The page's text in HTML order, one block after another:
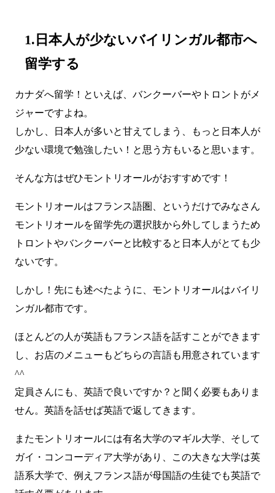
1.日本人が少ないバイリンガル都市へ
留学する
カナダへ留学！といえば、バンクーバーやトロントがメ
ジャーですよね。
しかし、日本人が多いと甘えてしまう、もっと日本人が
少ない環境で勉強したい！と思う方もいると思います。
そんな方はぜひモントリオールがおすすめです！
モントリオールはフランス語圏、というだけでみなさん
モントリオールを留学先の選択肢から外してしまうため
トロントやバンクーバーと比較すると日本人がとても少
ないです。
しかし！先にも述べたように、モントリオールはバイリ
ンガル都市です。
ほとんどの人が英語もフランス語を話すことができます
し、お店のメニューもどちらの言語も用意されています
^^
定員さんにも、英語で良いですか？と聞く必要もありま
せん。英語を話せば英語で返してきます。
またモントリオールには有名大学のマギル大学、そして
ガイ・コンコーディア大学があり、この大きな大学は英
語系大学で、例えフランス語が母国語の生徒でも英語で